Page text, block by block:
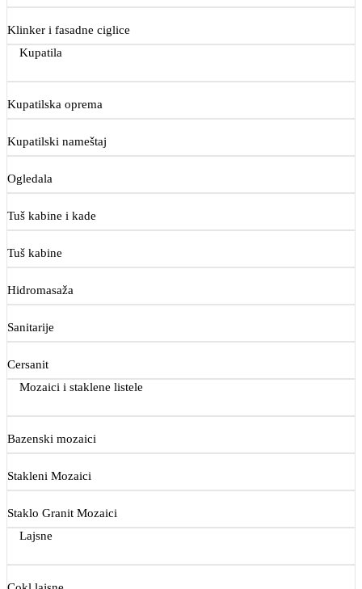
Klinker i fasadne ciglice
Kupatila
Kupatilska oprema
Kupatilski nameštaj
Ogledala
Tuš kabine i kade
Tuš kabine
Hidromasaža
Sanitarije
Cersanit
Mozaici i staklene listele
Bazenski mozaici
Stakleni Mozaici
Staklo Granit Mozaici
Lajsne